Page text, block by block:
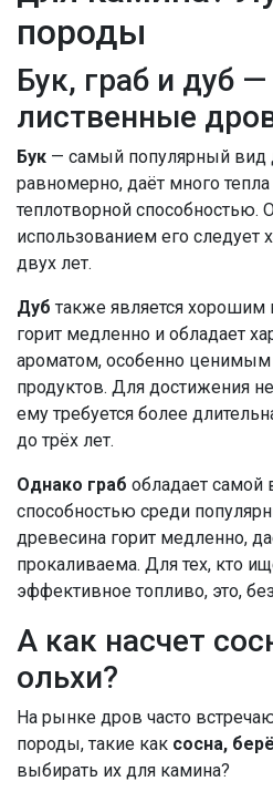
породы
Бук, граб и дуб
лиственные
Бук — самый популярный вид
равномерно, даёт много
теплотворной способностью.
использованием его
двух лет.
Дуб также является
горит медленно и обладает
ароматом, особенно ценимым
продуктов. Для достижения
ему требуется более
до трёх лет.
Однако граб обладает самой
способностью среди
древесина горит медленно,
прокаливаема. Для тех, кто
эффективное топливо, это,
А как насчет
ольхи?
На рынке дров часто
породы, такие как сосна,
выбирать их для камина?